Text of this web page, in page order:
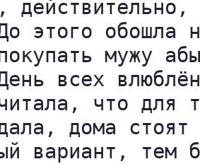
этого обошла
мужу
всех
что для
дома
вариант, тем